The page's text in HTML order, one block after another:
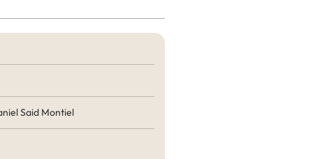
Said Montiel